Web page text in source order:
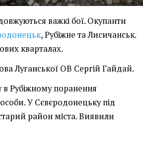
важкі бої. Окупанти
, Рубіжне та Лисичанськ.
кварталах.
Луганської ОВ Сергій Гайдай.
в Рубіжному поранення
У Сєвєродонецьку під
район міста. Виявили